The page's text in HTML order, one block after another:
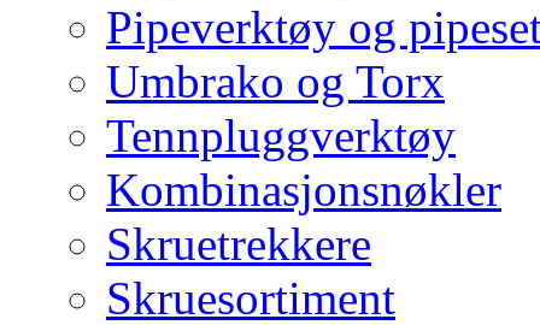
Pipeverktøy og
Umbrako og Torx
Tennpluggverktøy
Kombinasjonsnøkler
Skruetrekkere
Skruesortiment